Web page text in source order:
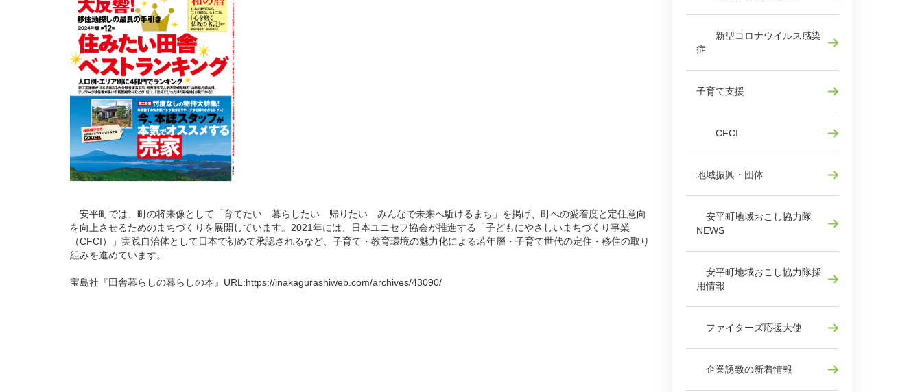
安平町では、町の将来像として「育てたい 暮らしたい 帰りたい みんなで未来へ駈けるまち」を掲げ、町への愛着度と定住意向
を向上させるためのまちづくりを展開しています。2021年には、日本ユニセフ協会が推進する「子どもにやさしいまちづくり事業
（CFCI）」実践自治体として日本で初めて承認されるなど、子育て・教育環境の魅力化による若年層・子育て世代の定住・移住の取り
組みを進めています。
宝島社『田舎暮らしの暮らしの本』URL:https://inakagurashiweb.com/archives/43090/
新型コロナウイルス感染
症
子育て支援
CFCI
地域振興・団体
安平町地域おこし協力隊
NEWS
安平町地域おこし協力隊採
用情報
ファイターズ応援大使
企業誘致の新着情報